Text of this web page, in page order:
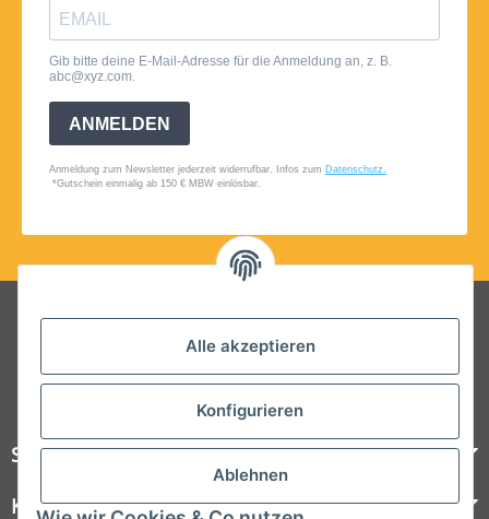
Alle akzeptieren
Konfigurieren
Ablehnen
Folgt uns auf Social Media
Steelboxx
Kundenservice